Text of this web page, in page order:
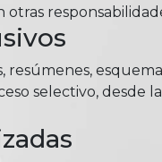
selectivo, desde